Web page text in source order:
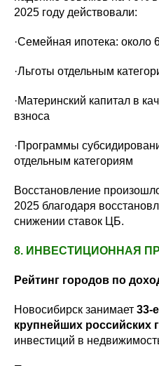
2025 году действовали:
·Семейная ипотека: около
·Льготы отдельным
·Материнский капитал в
взноса
·Программы
отдельным категориям
Восстановление
2025 благодаря
снижении ставок ЦБ.
8. ИНВЕСТИЦИОННАЯ
Рейтинг городов по
Новосибирск занимает 33-
крупнейших российских
инвестиций в